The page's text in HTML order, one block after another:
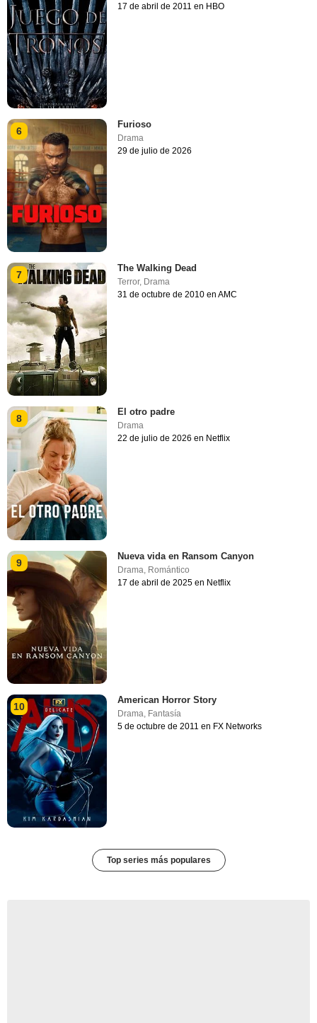
17 de abril de 2011 en HBO
6
Furioso
Drama
29 de julio de 2026
7
The Walking Dead
Terror, Drama
31 de octubre de 2010 en AMC
8
El otro padre
Drama
22 de julio de 2026 en Netflix
9
Nueva vida en Ransom Canyon
Drama Romántico
17 de abril de 2025 en Netflix
10
American Horror Story
Drama, Fantasía
5 de octubre de 2011 en FX Networks
Top series más populares